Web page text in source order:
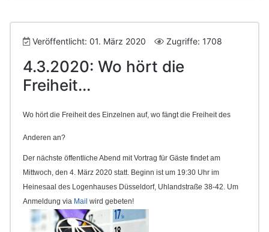
Veröffentlicht: 01. März 2020 Zugriffe: 1708
4.3.2020: Wo hört die
Freiheit...
Wo hört die Freiheit des Einzelnen auf, wo fängt die Freiheit des
Anderen an?
Der nächste öffentliche Abend mit Vortrag für Gäste findet am
Mittwoch, den 4. März 2020 statt. Beginn ist um 19:30 Uhr im
Heinesaal des Logenhauses Düsseldorf, Uhlandstraße 38-42. Um
Anmeldung via Mail wird gebeten!